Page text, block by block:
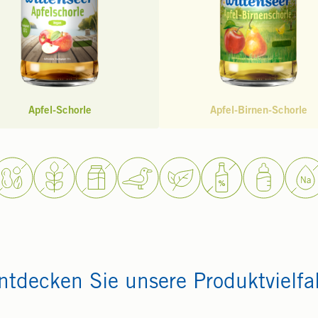
Apfel-Schorle Apfel-Birnen-Schorle
Sie unsere